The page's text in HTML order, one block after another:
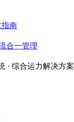
南
合一管理
· 综合运力解决方案